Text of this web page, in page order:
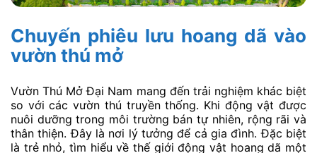
Chuyến phiêu lưu hoang dã vào
vườn thú mở
Vườn Thú Mở Đại Nam mang đến trải nghiệm khác biệt
so với các vườn thú truyền thống. Khi động vật được
nuôi dưỡng trong môi trường bán tự nhiên, rộng rãi và
thân thiện. Đây là nơi lý tưởng để cả gia đình. Đặc biệt
là trẻ nhỏ, tìm hiểu về thế giới động vật hoang dã một